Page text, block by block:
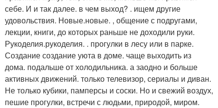
себе. И и так далее. в чем выход? . ищем другие
удовольствия. Новые.новые. , общение с подругами,
лекции, книги, до которых раньше не доходили руки.
Рукоделия.рукоделия. . прогулки в лесу или в парке.
Создание создание уюта в доме. чаще выходить из
дома. подальше от холодильника. а заодно и больше
активных движений. только телевизор, сериалы и диван.
Не только кубики, памперсы и соски. Но и свежий воздух,
пешие прогулки, встречи с людьми, природой, миром.